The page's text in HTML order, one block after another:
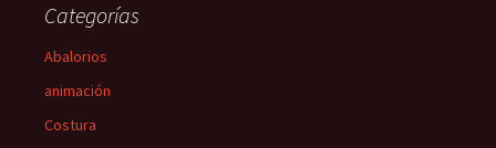
Categorías
Abalorios
animación
Costura